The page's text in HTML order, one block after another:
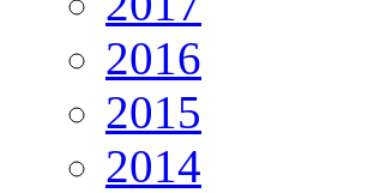
2016
2015
2014